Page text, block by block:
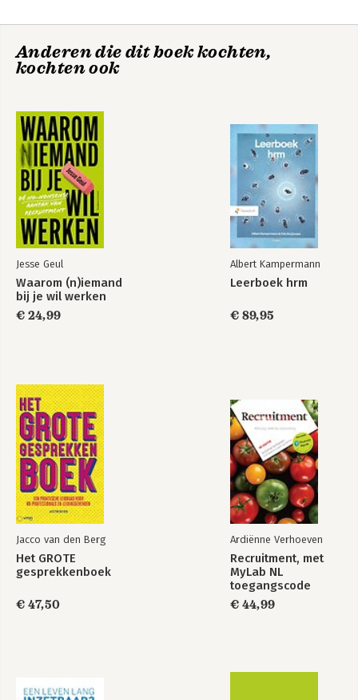
The Economist:
Business Strategy
Bekijk alle boeken
-Twenty-First Century Leadership
-Developing and Leading Talented People
Appendix: Researching the Truth About Talent
Anderen die dit boek kochten,
kochten ook
Jesse Geul
Waarom (n)iemand
bij je wil werken
€ 24,99
Albert Kampermann
Leerboek hrm
€ 89,95
Jacco van den Berg
Het GROTE
gesprekkenboek
€ 47,50
Ardiënne Verhoeven
Recruitment, met
MyLab NL
toegangscode
€ 44,99